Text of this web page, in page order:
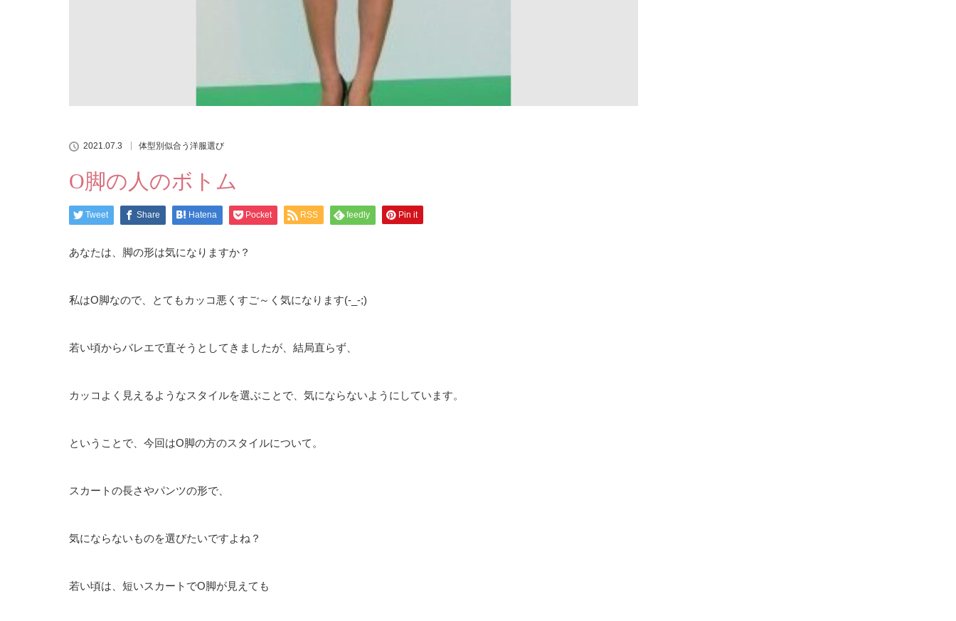
2021.07.3 体型別似合う洋服選び
O脚の人のボトム
Tweet Share Hatena Pocket RSS feedly Pin it
あなたは、脚の形は気になりますか？
私はO脚なので、とてもカッコ悪くすご～く気になります(-_-;)
若い頃からバレエで直そうとしてきましたが、結局直らず、
カッコよく見えるようなスタイルを選ぶことで、気にならないようにしています。
ということで、今回はO脚の方のスタイルについて。
スカートの長さやパンツの形で、
気にならないものを選びたいですよね？
若い頃は、短いスカートでO脚が見えても